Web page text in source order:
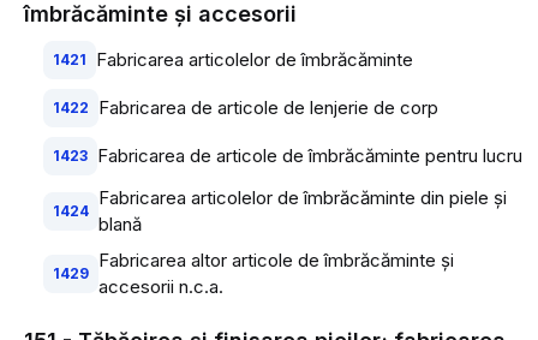
îmbrăcăminte şi accesorii
1421 Fabricarea articolelor de îmbrăcăminte
1422 Fabricarea de articole de lenjerie de corp
1423 Fabricarea de articole de îmbrăcăminte pentru lucru
1424
Fabricarea articolelor de îmbrăcăminte din piele şi
blană
1429
Fabricarea altor articole de îmbrăcăminte şi
accesorii n.c.a.